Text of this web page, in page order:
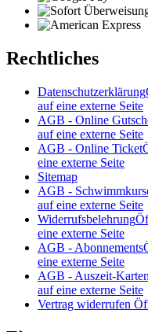
Rechtliches
Datenschutzerklärung
auf eine externe Seite
AGB - Online
auf eine externe Seite
AGB - Online Ticket
eine externe Seite
Sitemap
AGB -
auf eine externe Seite
Widerrufsbelehrung
eine externe Seite
AGB - Abonnements
eine externe Seite
AGB - Auszeit-Karten
auf eine externe Seite
Vertrag widerrufen